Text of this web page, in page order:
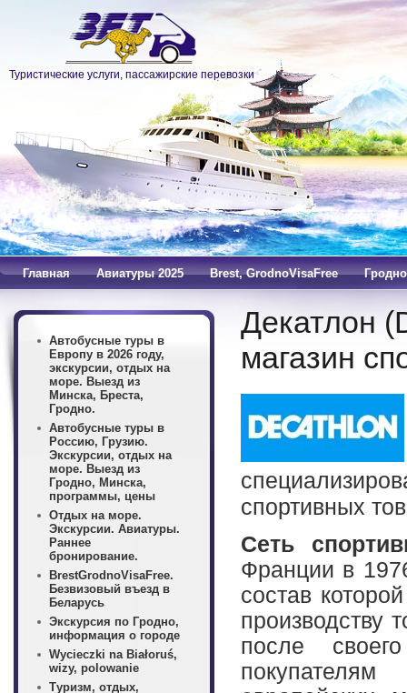
Туристические услуги, пассажирские перевозки
Главная Авиатуры 2025 Brest, GrodnoVisaFree Гродно
Автобусные туры в
Европу в 2026 году,
экскурсии, отдых на
море. Выезд из
Минска, Бреста,
Гродно.
Автобусные туры в
Россию, Грузию.
Экскурсии, отдых на
море. Выезд из
Гродно, Минска,
программы, цены
Отдых на море.
Экскурсии. Авиатуры.
Раннее
бронирование.
BrestGrodnoVisaFree.
Безвизовый въезд в
Беларусь
Экскурсия по Гродно,
информация о городе
Wycieczki na Białoruś,
wizy, polowanie
Туризм, отдых,
Декатлон
магазин
спортивных
Сеть
Франции в
состав
производству
после